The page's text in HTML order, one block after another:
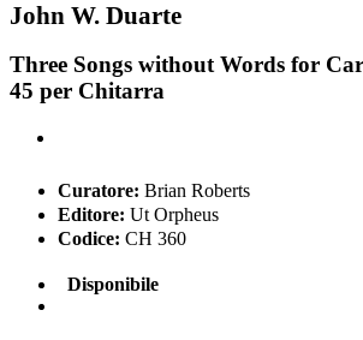
John W. Duarte
Three Songs without Words for
45 per Chitarra
Curatore: Brian Roberts
Editore: Ut Orpheus
Codice: CH 360
Disponibile